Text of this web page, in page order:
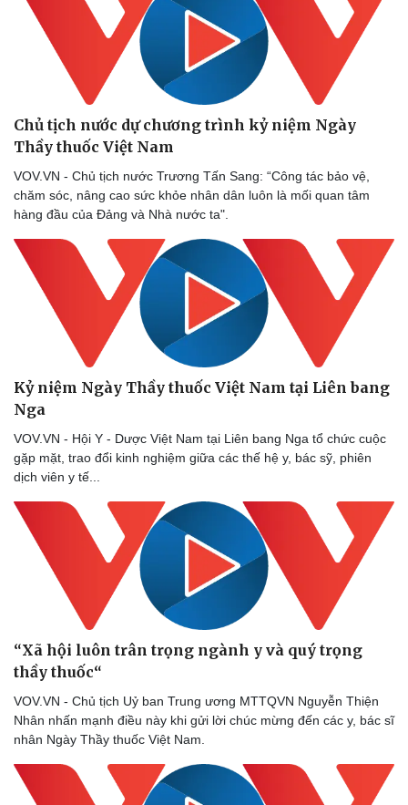
Dinh dưỡng - món ngon
Cây thuốc
Nhi khoa
Nam khoa
Làm đẹp - giảm cân
Phòng mạch online
Ăn sạch sống khỏe
Đời sống
Nhà đẹp
Chủ tịch nước dự chương trình kỷ niệm Ngày
Thầy thuốc Việt Nam
VOV.VN - Chủ tịch nước Trương Tấn Sang: “Công tác bảo vệ,
chăm sóc, nâng cao sức khỏe nhân dân luôn là mối quan tâm
hàng đầu của Đảng và Nhà nước ta".
Kỷ niệm Ngày Thầy thuốc Việt Nam tại Liên bang
Nga
VOV.VN - Hội Y - Dược Việt Nam tại Liên bang Nga tổ chức cuộc
gặp mặt, trao đổi kinh nghiệm giữa các thế hệ y, bác sỹ, phiên
dịch viên y tế...
“Xã hội luôn trân trọng ngành y và quý trọng
thầy thuốc“
VOV.VN - Chủ tịch Uỷ ban Trung ương MTTQVN Nguyễn Thiện
Nhân nhấn mạnh điều này khi gửi lời chúc mừng đến các y, bác sĩ
nhân Ngày Thầy thuốc Việt Nam.